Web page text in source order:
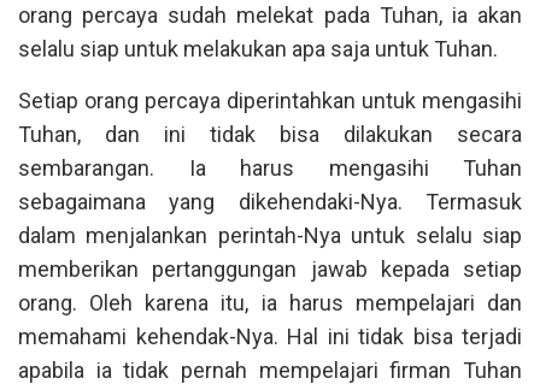
orang percaya sudah melekat pada Tuhan, ia akan
selalu siap untuk melakukan apa saja untuk Tuhan.
Setiap orang percaya diperintahkan untuk mengasihi
Tuhan, dan ini tidak bisa dilakukan secara
sembarangan. Ia harus mengasihi Tuhan
sebagaimana yang dikehendaki-Nya. Termasuk
dalam menjalankan perintah-Nya untuk selalu siap
memberikan pertanggungan jawab kepada setiap
orang. Oleh karena itu, ia harus mempelajari dan
memahami kehendak-Nya. Hal ini tidak bisa terjadi
apabila ia tidak pernah mempelajari firman Tuhan